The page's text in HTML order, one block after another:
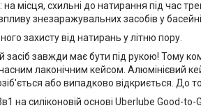
місця, схильні до натирання під час
знезаражувальних засобів у
захисту від натирань у літню пору.
засіб завжди має бути під рукою! Тому
лаконічним кейсом. Алюмінієвий
або випадково відкриється. До
на силіконовій основі Uberlube Good-